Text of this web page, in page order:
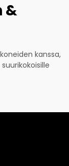
&
kanssa,